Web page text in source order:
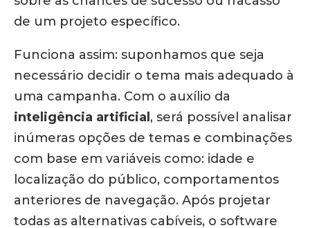
de um projeto específico.
Funciona assim: suponhamos que seja
necessário decidir o tema mais adequado à
uma campanha. Com o auxílio da
inteligência artificial , será possível analisar
inúmeras opções de temas e combinações
com base em variáveis como: idade e
localização do público, comportamentos
anteriores de navegação. Após projetar
todas as alternativas cabíveis, o software